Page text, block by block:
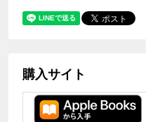
購入サイト